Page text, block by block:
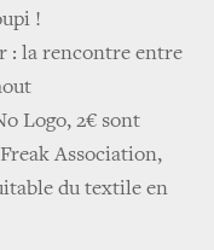
!
: la rencontre entre
Logo, 2€ sont
Association,
du textile en